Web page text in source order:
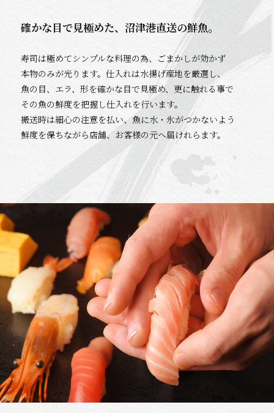
確かな目で見極めた、沼津港直送の鮮魚。
寿司は極めてシンプルな料理の為、ごまかしが効かず
本物のみが光ります。仕入れは水揚げ産地を厳選し、
魚の目、エラ、形を確かな目で見極め、更に触れる事で
その魚の鮮度を把握し仕入れを行います。
搬送時は細心の注意を払い、魚に水・氷がつかないよう
鮮度を保ちながら店舗、お客様の元へ届けれらます。